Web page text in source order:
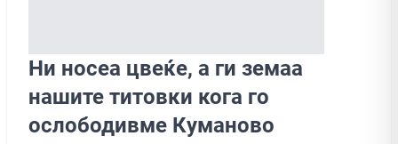
Ни носеа цвеќе, а ги земаа
нашите титовки кога го
ослободивме Куманово